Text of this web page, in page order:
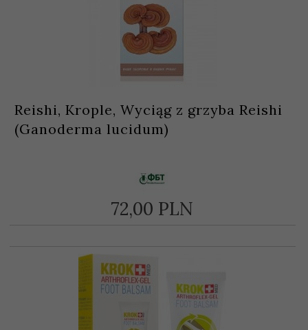
Reishi, Krople, Wyciąg z grzyba Reishi
(Ganoderma lucidum)
72,00 PLN